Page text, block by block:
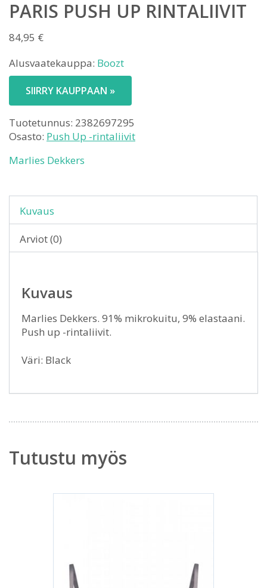
PARIS PUSH UP RINTALIIVIT
84,95 €
Alusvaatekauppa: Boozt
SIIRRY KAUPPAAN »
Tuotetunnus: 2382697295
Osasto: Push Up -rintaliivit
Marlies Dekkers
Kuvaus
Arviot (0)
Kuvaus
Marlies Dekkers. 91% mikrokuitu, 9% elastaani.
Push up -rintaliivit.
Väri: Black
Tutustu myös